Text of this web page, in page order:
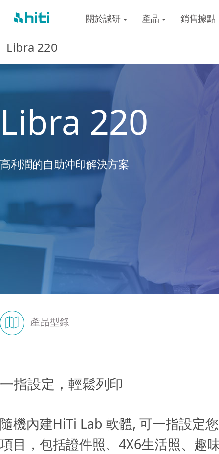
關於誠研 產品 銷售據點
Libra 220
Libra 220
高利潤的自助沖印解決方案
產品型錄
一指設定，輕鬆列印
隨機內建HiTi Lab 軟體, 可一指設定
項目，包括證件照、4X6生活照、趣